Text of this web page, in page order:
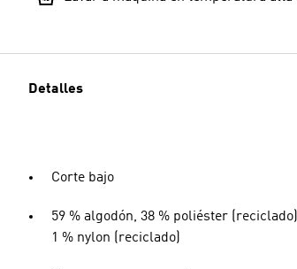
Detalles
Corte bajo
59 % algodón, 38 % poliéster
1 % nylon (reciclado)